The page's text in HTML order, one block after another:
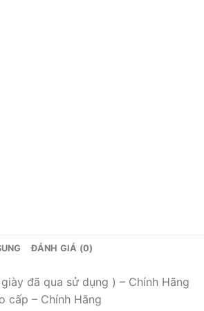
ĐÁNH GIÁ (0)
đã qua sử dụng ) – Chính Hãng
cấp – Chính Hãng